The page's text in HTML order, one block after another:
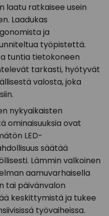
laatu ratkaisee usein
Laadukas
ja
työpistettä.
tuntia tietokoneen
tarkasti, hyötyvät
valosta, joka
nykyaikaisten
ominaisuuksia ovat
LED-
säätää
Lämmin valkoinen
aamuvarhaisella
tai päivänvalon
keskittymistä ja tukee
työvaiheissa.